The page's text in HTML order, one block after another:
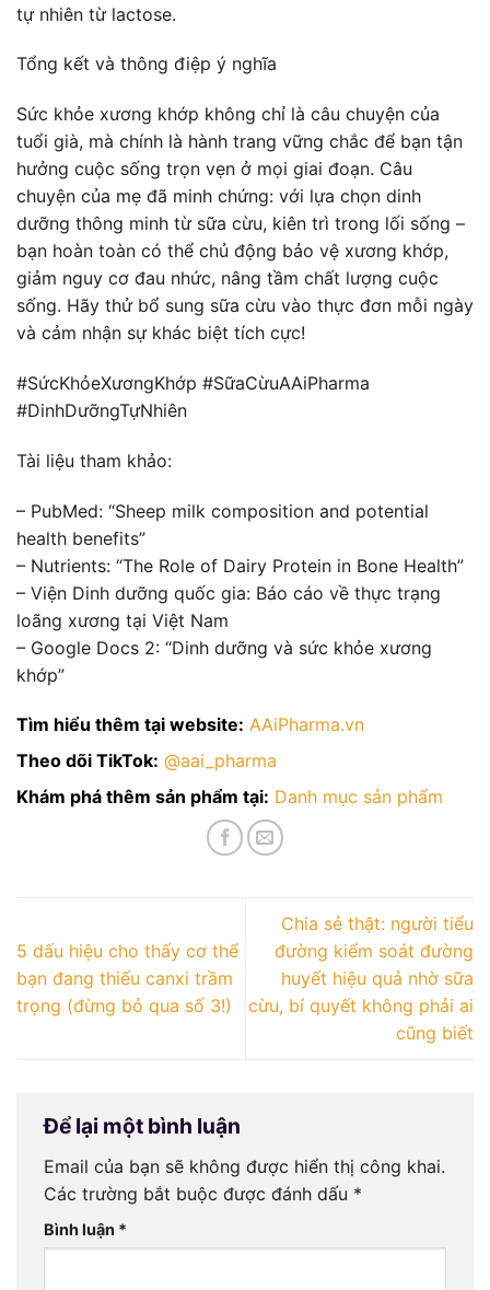
tự nhiên từ lactose.
Tổng kết và thông điệp ý nghĩa
Sức khỏe xương khớp không chỉ là câu chuyện của
tuổi già, mà chính là hành trang vững chắc để bạn tận
hưởng cuộc sống trọn vẹn ở mọi giai đoạn. Câu
chuyện của mẹ đã minh chứng: với lựa chọn dinh
dưỡng thông minh từ sữa cừu, kiên trì trong lối sống –
bạn hoàn toàn có thể chủ động bảo vệ xương khớp,
giảm nguy cơ đau nhức, nâng tầm chất lượng cuộc
sống. Hãy thử bổ sung sữa cừu vào thực đơn mỗi ngày
và cảm nhận sự khác biệt tích cực!
#SứcKhỏeXươngKhớp #SữaCừuAAiPharma
#DinhDưỡngTựNhiên
Tài liệu tham khảo:
– PubMed: “Sheep milk composition and potential
health benefits”
– Nutrients: “The Role of Dairy Protein in Bone Health”
– Viện Dinh dưỡng quốc gia: Báo cáo về thực trạng
loãng xương tại Việt Nam
– Google Docs 2: “Dinh dưỡng và sức khỏe xương
khớp”
Tìm hiểu thêm tại website: AAiPharma.vn
Theo dõi TikTok: @aai_pharma
Khám phá thêm sản phẩm tại: Danh mục sản phẩm
5 dấu hiệu cho thấy cơ thể
bạn đang thiếu canxi trầm
trọng (đừng bỏ qua số 3!)
Chia sẻ thật: người tiểu
đường kiểm soát đường
huyết hiệu quả nhờ sữa
cừu, bí quyết không phải ai
cũng biết
Để lại một bình luận
Email của bạn sẽ không được hiển thị công khai.
Các trường bắt buộc được đánh dấu *
Bình luận *